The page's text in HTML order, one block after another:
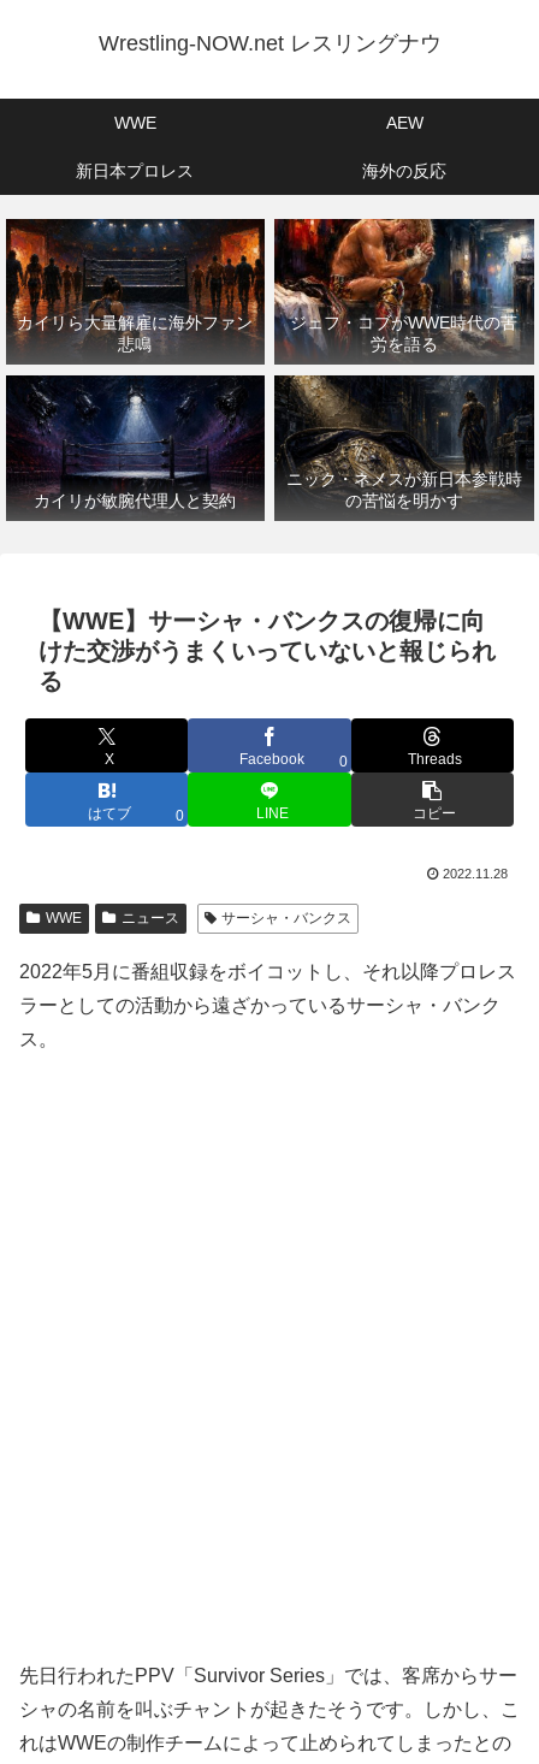
Wrestling-NOW.net レスリングナウ
WWE AEW
新日本プロレス 海外の反応
カイリら大量解雇に海外ファン
悲鳴
ジェフ・コブがWWE時代の苦
労を語る
カイリが敏腕代理人と契約
ニック・ネメスが新日本参戦時
の苦悩を明かす
【WWE】サーシャ・バンクスの復帰に向
けた交渉がうまくいっていないと報じられ
る
X Facebook 0 Threads
はてブ 0 LINE コピー
2022.11.28
WWE ニュース サーシャ・バンクス
2022年5月に番組収録をボイコットし、それ以降プロレス
ラーとしての活動から遠ざかっているサーシャ・バンク
ス。
先日行われたPPV「Survivor Series」では、客席からサー
シャの名前を叫ぶチャントが起きたそうです。しかし、こ
れはWWEの制作チームによって止められてしまったとの